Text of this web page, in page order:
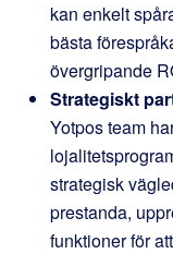
kan enkelt
bästa
övergripande
Strategiskt
Yotpos team
strategisk
prestanda,
funktioner för